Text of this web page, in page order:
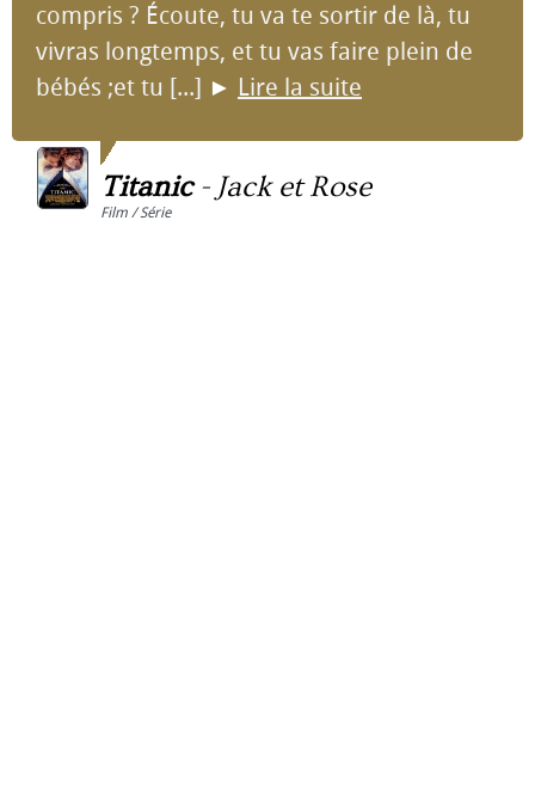
compris ? Écoute, tu va te sortir de là, tu
vivras longtemps, et tu vas faire plein de
bébés ;et tu [...] ► Lire la suite
Titanic- Jack et Rose
Film / Série